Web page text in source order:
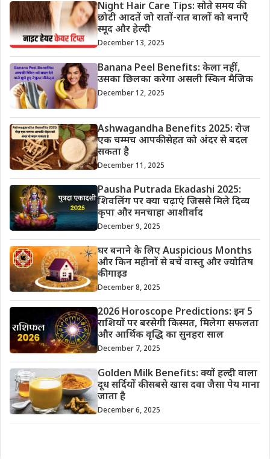
Night Hair Care Tips: सोते समय की
छोटी आदतें जो रातों-रात बालों को बनाएँ
स्मूद और हेल्दी
December 13, 2025
Banana Peel Benefits: केला नहीं,
उसका छिलका करेगा असली स्किन मैजिक
December 12, 2025
Ashwagandha Benefits 2025: रोज़
एक चम्मच आपकी सेहत को अंदर से बदल
सकता है
December 11, 2025
Pausha Putrada Ekadashi 2025:
शिवलिंग पर क्या चढ़ाएं जिससे मिले दिव्य
कृपा और मनचाहा आशीर्वाद
December 9, 2025
घर बनाने के लिए Auspicious Months
और किन महीनों से बचें वास्तु और ज्योतिष
की गाइड
December 8, 2025
2026 Horoscope Predictions: इन 5
राशियों पर बरसेगी किस्मत, मिलेगा सफलता
और आर्थिक वृद्धि का सुनहरा साल
December 7, 2025
Golden Milk Benefits: क्यों हल्दी वाला
दूध सर्दियों की सबसे खास दवा जैसा पेय माना
जाता है
December 6, 2025